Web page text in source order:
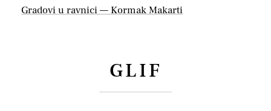
Gradovi u ravnici — Kormak Makarti
GLIF